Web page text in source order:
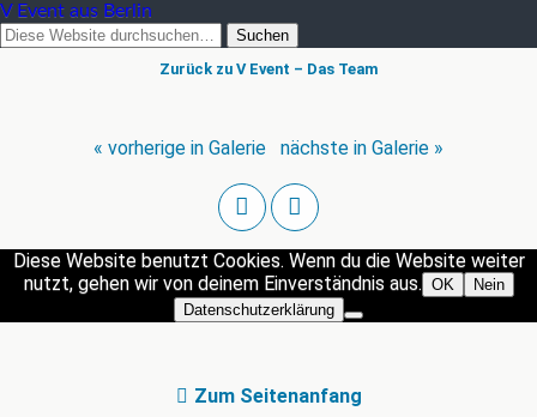
V Event aus Berlin
Zurück zu V Event – Das Team
« vorherige in Galerie nächste in Galerie »
Diese Website benutzt Cookies. Wenn du die Website weiter
nutzt, gehen wir von deinem Einverständnis aus. OK
Nein
Datenschutzerklärung
Zum Seitenanfang